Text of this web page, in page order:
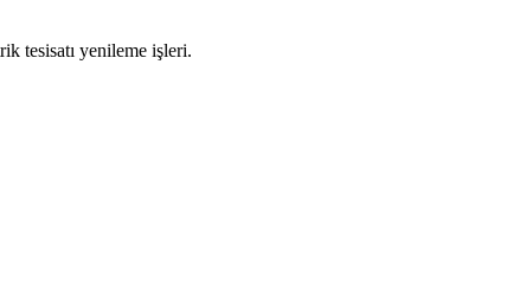
tesisatı yenileme işleri.